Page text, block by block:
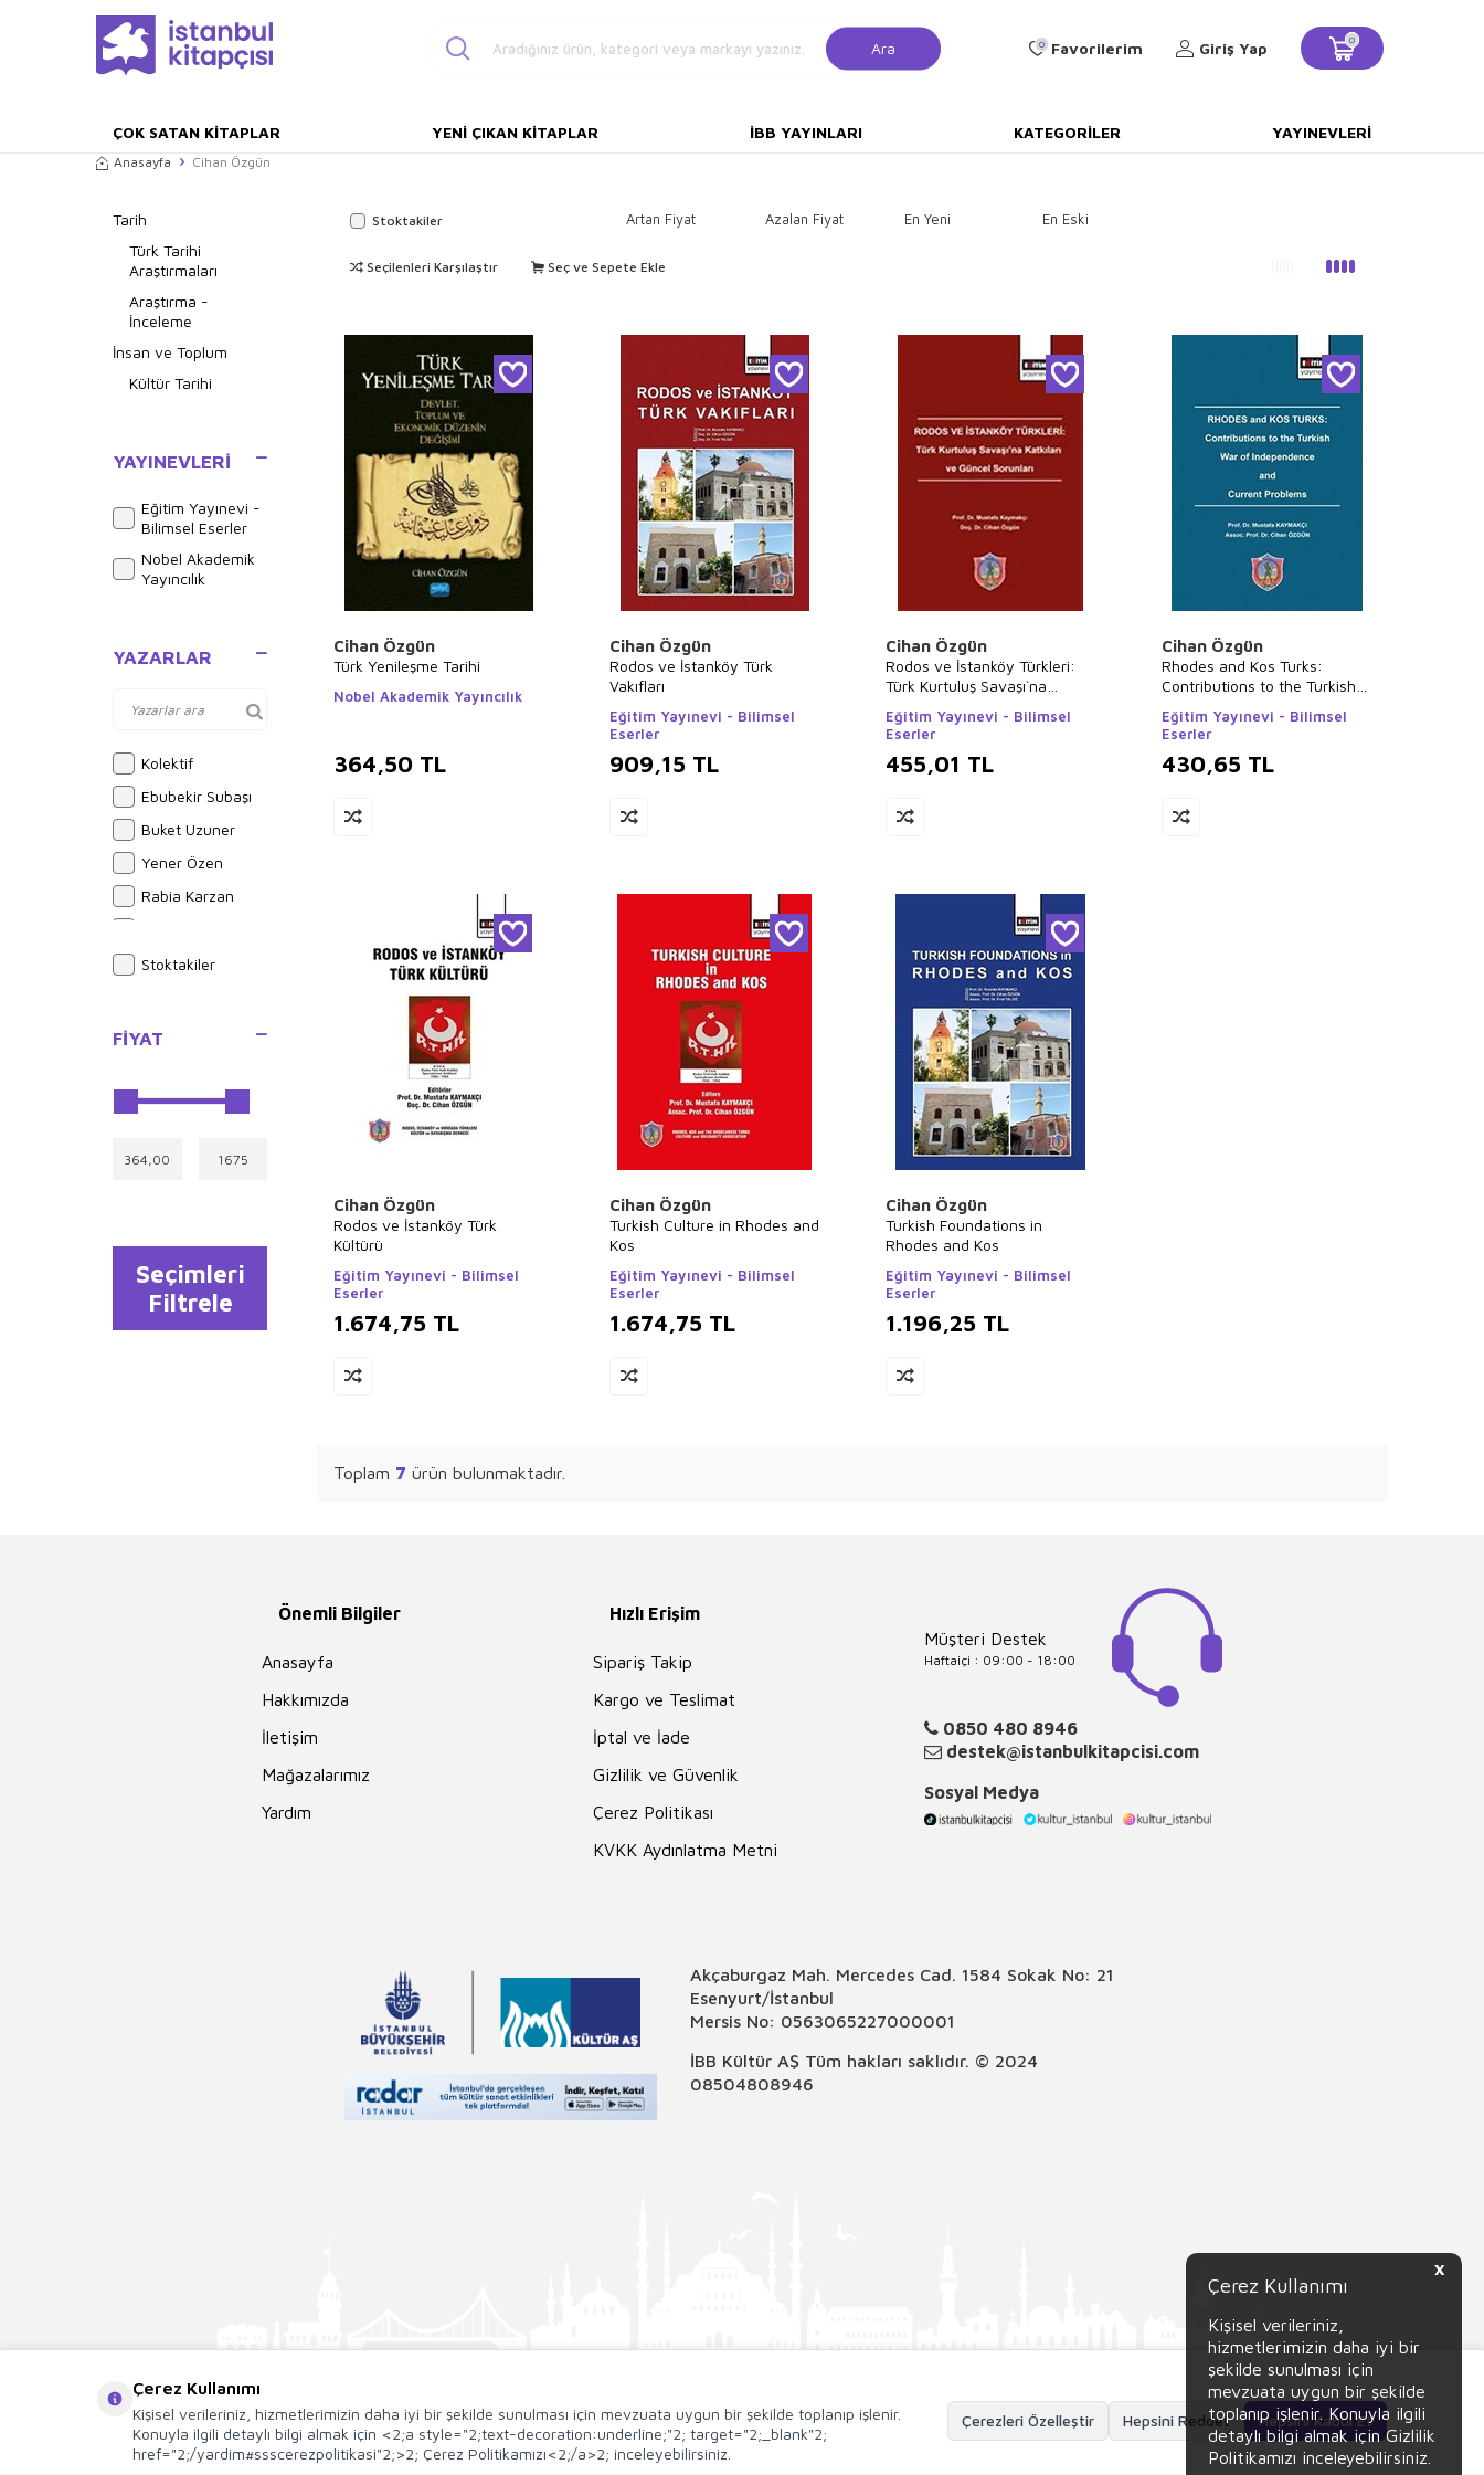
X
Çerez Kullanımı
Kişisel verileriniz,
hizmetlerimizin daha iyi bir
şekilde sunulması için
mevzuata uygun bir şekilde
toplanıp işlenir. Konuyla ilgili
detaylı bilgi almak için Gizlilik
Politikamızı inceleyebilirsiniz.
Ara 0 Favorilerim Giriş Yap 0
ÇOK SATAN KITAPLAR YENI ÇIKAN KITAPLAR İBB YAYINLARI KATEGORILER YAYINEVLERI
Anasayfa Cihan Özgün
Tarih
Türk Tarihi
Araştırmaları
Araştırma -
İnceleme
İnsan ve Toplum
Kültür Tarihi
YAYINEVLERI
Eğitim Yayınevi -
Bilimsel Eserler
Nobel Akademik
Yayıncılık
YAZARLAR
Kolektif
Ebubekir Subaşı
Buket Uzuner
Yener Özen
Rabia Karzan
Alphonse Daudet
Yusuf Akçura
Hasan El-Benna
İlyas Özbay
Ali Şeriati
Felicity Brooks
Nedim Gürsel
Sami Sönmez
Emilie Beaumont
Stoktakiler
FIYAT
Seçimleri
Filtrele
Stoktakiler Artan Fiyat Azalan Fiyat En Yeni En Eski
Seçilenleri Karşılaştır Seç ve Sepete Ekle
Cihan Özgün
Türk Yenileşme Tarihi
Nobel Akademik Yayıncılık
364,50 TL
Cihan Özgün
Rodos ve İstanköy Türk
Vakıfları
Eğitim Yayınevi - Bilimsel
Eserler
909,15 TL
Cihan Özgün
Rodos ve İstanköy Türkleri:
Türk Kurtuluş Savaşı`na
Eğitim Yayınevi - Bilimsel
Eserler
455,01 TL
Cihan Özgün
Rhodes and Kos Turks:
Contributions to the Turkish
Current Problems
Eğitim Yayınevi - Bilimsel
Eserler
430,65 TL
Cihan Özgün
Rodos ve İstanköy Türk
Kültürü
Eğitim Yayınevi - Bilimsel
Eserler
1.674,75 TL
Cihan Özgün
Turkish Culture in Rhodes and
Kos
Eğitim Yayınevi - Bilimsel
Eserler
1.674,75 TL
Cihan Özgün
Turkish Foundations in
Rhodes and Kos
Eğitim Yayınevi - Bilimsel
Eserler
1.196,25 TL
Toplam 7 ürün bulunmaktadır.
Önemli Bilgiler
Anasayfa
Hakkımızda
İletişim
Mağazalarımız
Yardım
Hızlı Erişim
Sipariş Takip
Kargo ve Teslimat
İptal ve İade
Gizlilik ve Güvenlik
Çerez Politikası
KVKK Aydınlatma Metni
Müşteri Destek
Haftaiçi : 09:00 - 18:00
0850 480 8946
destek@istanbulkitapcisi.com
Sosyal Medya
Akçaburgaz Mah. Mercedes Cad. 1584 Sokak No: 21
Esenyurt/İstanbul
Mersis No: 0563065227000001
İBB Kültür AŞ Tüm hakları saklıdır. © 2024
08504808946
Çerez Kullanımı
Kişisel verileriniz, hizmetlerimizin daha iyi bir şekilde sunulması için mevzuata uygun bir şekilde toplanıp işlenir.
Konuyla ilgili detaylı bilgi almak için <2;a style="2;text-decoration:underline;"2; target="2;_blank"2;
href="2;/yardim#ssscerezpolitikasi"2;>2; Çerez Politikamızı<2;/a>2; inceleyebilirsiniz.
Çerezleri Özelleştir Hepsini Reddet Hepsini Kabul Et